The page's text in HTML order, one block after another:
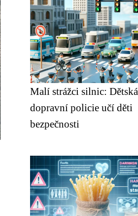
Malí strážci silnic: Dětská
dopravní policie učí děti
bezpečnosti